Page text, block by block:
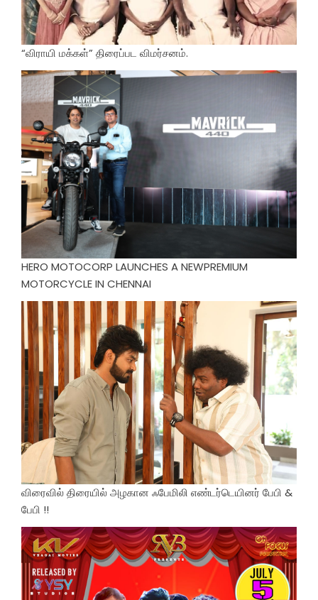
“விராயி மக்கள்” திரைப்பட விமர்சனம்.
HERO MOTOCORP LAUNCHES A NEWPREMIUM
MOTORCYCLE IN CHENNAI
விரைவில் திரையில் அழகான ஃபேமிலி எண்டர்டெயினர் பேபி &
பேபி !!